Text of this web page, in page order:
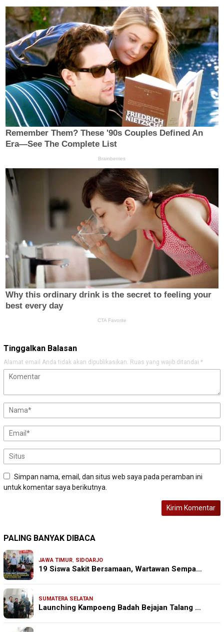
Tinggalkan Balasan
Alamat email Anda tidak akan dipublikasikan. Ruas yang wajib ditandai *
Simpan nama, email, dan situs web saya pada peramban ini
untuk komentar saya berikutnya.
PALING BANYAK DIBACA
JAWA TIMUR, SIDOARJO
19 Siswa Sakit Bersamaan, Wartawan Sempa…
SUMATERA SELATAN
Launching Kampoeng Badah Bejajan Talang …